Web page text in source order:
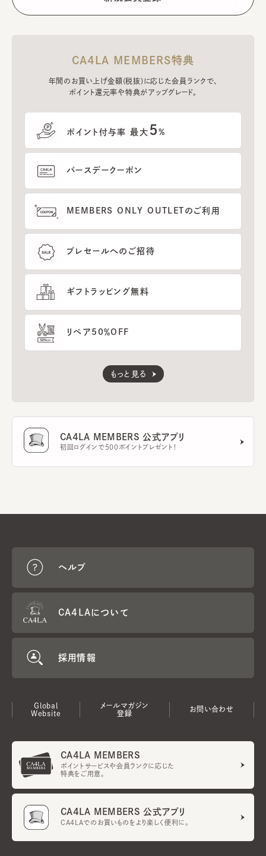
CA4LA MEMBERS特典
年間のお買い上げ金額(税抜)に応じた会員ランクで、
ポイント還元率や特典がアップグレード。
ポイント付与率 最大 5%
バースデークーポン
MEMBERS ONLY OUTLETのご利用
プレセールへのご招待
ギフトラッピング無料
リペア50％OFF
もっと見る
CA4LA MEMBERS 公式アプリ
初回ログインで500ポイントプレゼント！
ヘルプ
CA4LAについて
採用情報
Global
Website
メールマガジン
登録
お問い合わせ
CA4LA MEMBERS
ポイントサービスや会員ランクに応じた
特典をご用意。
CA4LA MEMBERS 公式アプリ
CA4LAでのお買いものをより楽しく便利に。